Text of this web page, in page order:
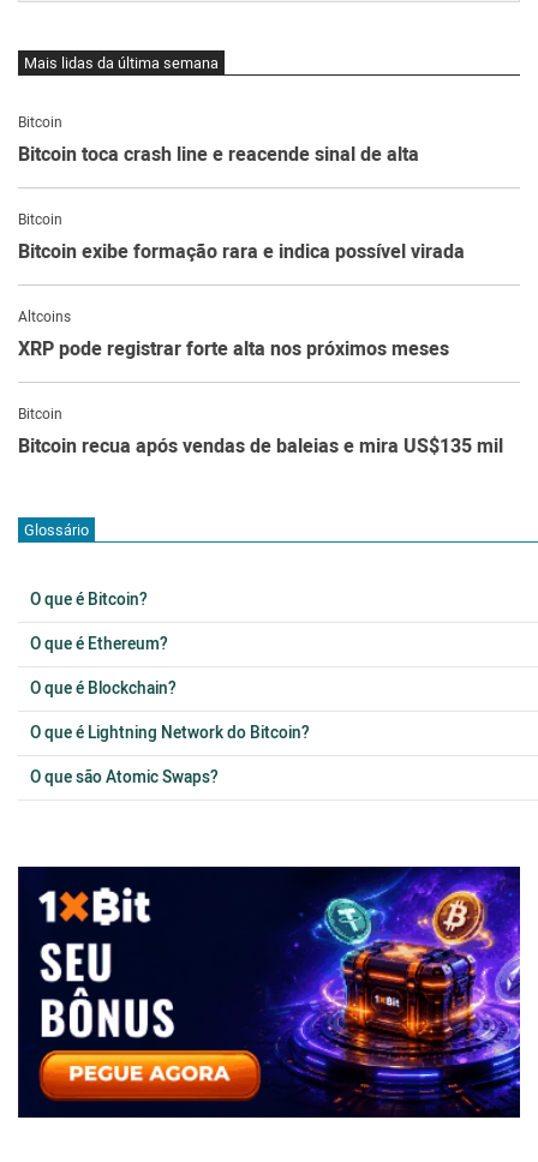
Mais lidas da última semana
Bitcoin
Bitcoin toca crash line e reacende sinal de alta
Bitcoin
Bitcoin exibe formação rara e indica possível virada
Altcoins
XRP pode registrar forte alta nos próximos meses
Bitcoin
Bitcoin recua após vendas de baleias e mira US$135 mil
Glossário
O que é Bitcoin?
O que é Ethereum?
O que é Blockchain?
O que é Lightning Network do Bitcoin?
O que são Atomic Swaps?